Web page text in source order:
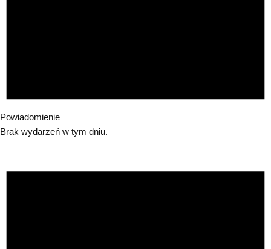
Powiadomienie
Brak wydarzeń w tym dniu.